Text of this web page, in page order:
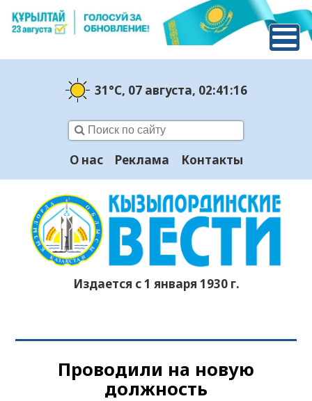
31°C, 07 августа, 02:41:17
О нас Реклама Контакты
Издается с 1 января 1930 г.
Проводили на новую
должность